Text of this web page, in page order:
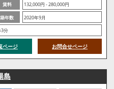
賃料
132,000円 - 280,000円
築年数
2020年9月
3分
ページ お問合せページ
島